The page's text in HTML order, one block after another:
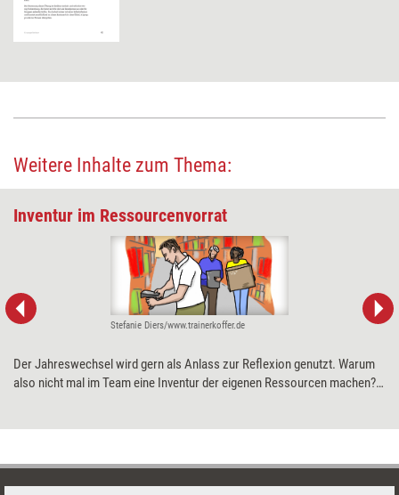
Weitere Inhalte zum Thema:
Inventur im Ressourcenvorrat
Stefanie Diers/www.trainerkoffer.de
Der Jahreswechsel wird gern als Anlass zur Reflexion genutzt. Warum
also nicht mal im Team eine Inventur der eigenen Ressourcen machen?